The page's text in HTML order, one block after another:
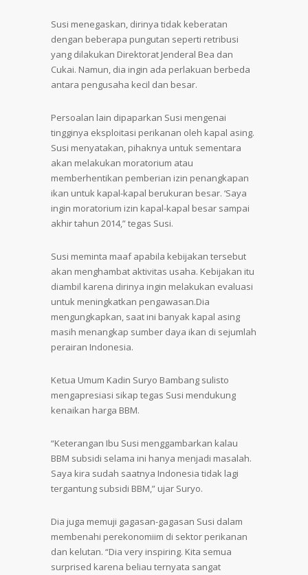
Susi menegaskan, dirinya tidak keberatan
dengan beberapa pungutan seperti retribusi
yang dilakukan Direktorat Jenderal Bea dan
Cukai. Namun, dia ingin ada perlakuan berbeda
antara pengusaha kecil dan besar.
Persoalan lain dipaparkan Susi mengenai
tingginya eksploitasi perikanan oleh kapal asing.
Susi menyatakan, pihaknya untuk sementara
akan melakukan moratorium atau
memberhentikan pemberian izin penangkapan
ikan untuk kapal-kapal berukuran besar. ‘Saya
ingin moratorium izin kapal-kapal besar sampai
akhir tahun 2014,” tegas Susi.
Susi meminta maaf apabila kebijakan tersebut
akan menghambat aktivitas usaha. Kebijakan itu
diambil karena dirinya ingin melakukan evaluasi
untuk meningkatkan pengawasan.Dia
mengungkapkan, saat ini banyak kapal asing
masih menangkap sumber daya ikan di sejumlah
perairan Indonesia.
Ketua Umum Kadin Suryo Bambang sulisto
mengapresiasi sikap tegas Susi mendukung
kenaikan harga BBM.
“Keterangan Ibu Susi menggambarkan kalau
BBM subsidi selama ini hanya menjadi masalah.
Saya kira sudah saatnya Indonesia tidak lagi
tergantung subsidi BBM,” ujar Suryo.
Dia juga memuji gagasan-gagasan Susi dalam
membenahi perekonomiim di sektor perikanan
dan kelutan. “Dia very inspiring. Kita semua
surprised karena beliau ternyata sangat